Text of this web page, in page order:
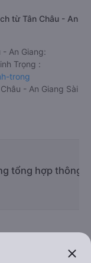
từ Tân Châu - An
- An Giang:
Trọng :
trong
- An Giang Sài
tổng hợp thông
close